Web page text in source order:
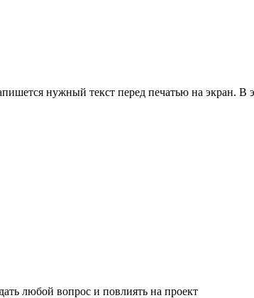
нужный текст перед печатью на экран.
любой вопрос и повлиять на проект